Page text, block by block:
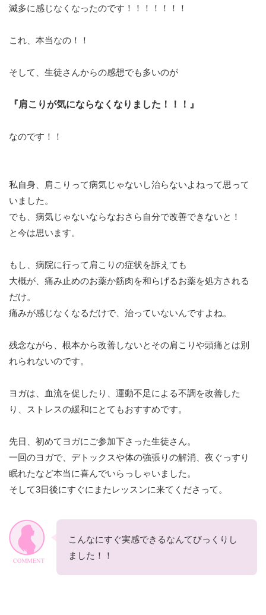
滅多に感じなくなったのです！！！！！！！
これ、本当なの！！
そして、生徒さんからの感想でも多いのが
『肩こりが気にならなくなりました！！！』
なのです！！
私自身、肩こりって病気じゃないし治らないよねって思って
いました。
でも、病気じゃないならなおさら自分で改善できないと！
と今は思います。
もし、病院に行って肩こりの症状を訴えても
大概が、痛み止めのお薬か筋肉を和らげるお薬を処方される
だけ。
痛みが感じなくなるだけで、治っていないんですよね。
残念ながら、根本から改善しないとその肩こりや頭痛とは別
れられないのです。
ヨガは、血流を促したり、運動不足による不調を改善した
り、ストレスの緩和にとてもおすすめです。
先日、初めてヨガにご参加下さった生徒さん。
一回のヨガで、デトックスや体の強張りの解消、夜ぐっすり
眠れたなど本当に喜んでいらっしゃいました。
そして3日後にすぐにまたレッスンに来てくださって。
こんなにすぐ実感できるなんてびっくりし
ました！！